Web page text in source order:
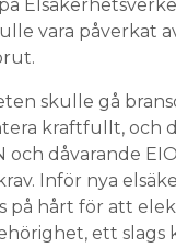
vara påverkat
skulle gå
kraftfullt, och
och dåvarande
Inför nya
på hårt för att
ett slags